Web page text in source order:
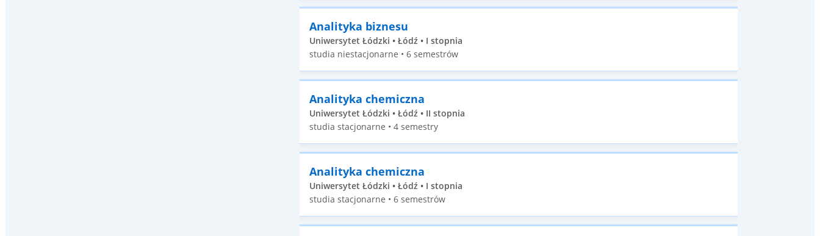
Analityka biznesu
Uniwersytet Łódzki • Łódź • I stopnia
studia niestacjonarne • 6 semestrów
Analityka chemiczna
Uniwersytet Łódzki • Łódź • II stopnia
studia stacjonarne • 4 semestry
Analityka chemiczna
Uniwersytet Łódzki • Łódź • I stopnia
studia stacjonarne • 6 semestrów